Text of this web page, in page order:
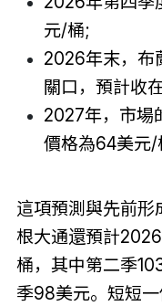
元/桶;
2026年末，布
關口，預計收
2027年，市場
價格為64美元/
這項預測與先前
根大通還預計
桶，其中第二季
季98美元。短短